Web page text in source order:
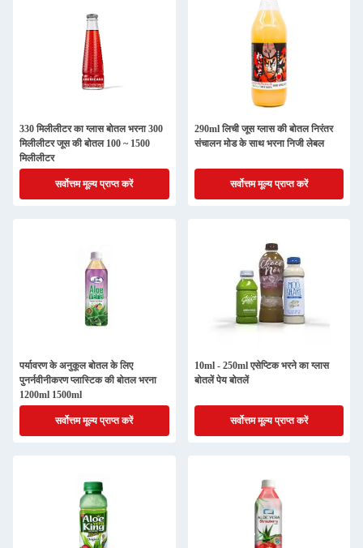
330 मिलीलीटर का ग्लास बोतल भरना 300
मिलीलीटर जूस की बोतल 100 ~ 1500
मिलीलीटर
सर्वोत्तम मूल्य प्राप्त करें
290ml लिची जूस ग्लास की बोतल निरंतर
संचालन मोड के साथ भरना निजी लेबल
सर्वोत्तम मूल्य प्राप्त करें
पर्यावरण के अनुकूल बोतल के लिए
पुनर्नवीनीकरण प्लास्टिक की बोतल भरना
1200ml 1500ml
सर्वोत्तम मूल्य प्राप्त करें
10ml - 250ml एसेप्टिक भरने का ग्लास
बोतलें पेय बोतलें
सर्वोत्तम मूल्य प्राप्त करें